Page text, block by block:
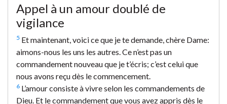
Appel à un amour doublé de
vigilance
5 Et maintenant, voici ce que je te demande, chère Dame:
aimons-nous les uns les autres. Ce n’est pas un
commandement nouveau que je t’écris; c’est celui que
nous avons reçu dès le commencement.
6 L’amour consiste à vivre selon les commandements de
Dieu. Et le commandement que vous avez appris dès le